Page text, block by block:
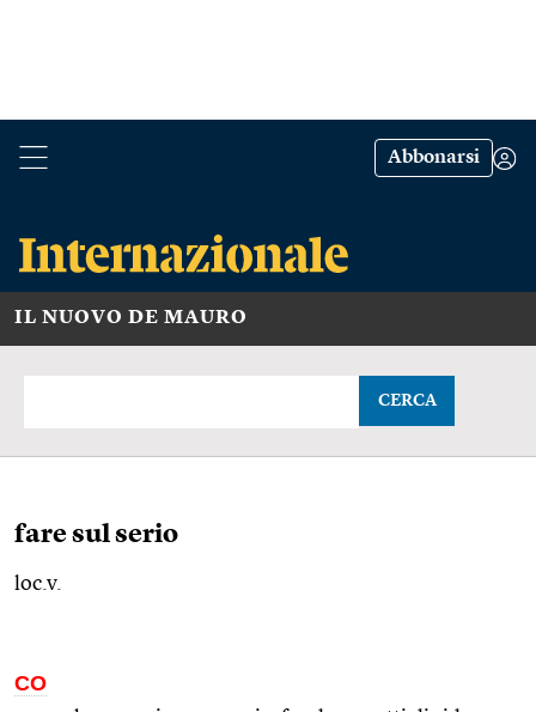
Abbonarsi
IL NUOVO DE MAURO
CERCA
fare sul serio
loc.v.
CO